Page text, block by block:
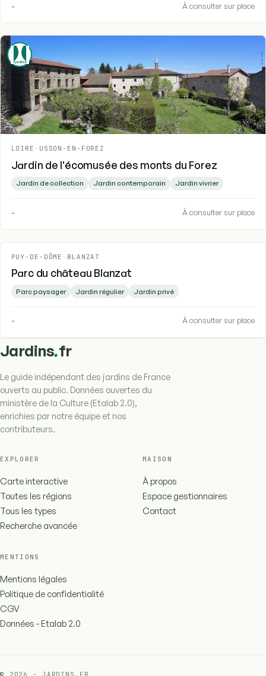
- À consulter sur place
LOIRE - USSON-EN-FOREZ
Jardin de l'écomusée des monts du Forez
Jardin de collection Jardin contemporain Jardin vivrier
- À consulter sur place
PUY-DE-DÔME - BLANZAT
Parc du château Blanzat
Parc paysager Jardin régulier Jardin privé
- À consulter sur place
Jardins.fr
Le guide indépendant des jardins de France
ouverts au public. Données ouvertes du
ministère de la Culture (Etalab 2.0),
enrichies par notre équipe et nos
contributeurs.
EXPLORER
Carte interactive
Toutes les régions
Tous les types
Recherche avancée
MAISON
À propos
Espace gestionnaires
Contact
MENTIONS
Mentions légales
Politique de confidentialité
CGV
Données - Etalab 2.0
© 2026 - JARDINS.FR